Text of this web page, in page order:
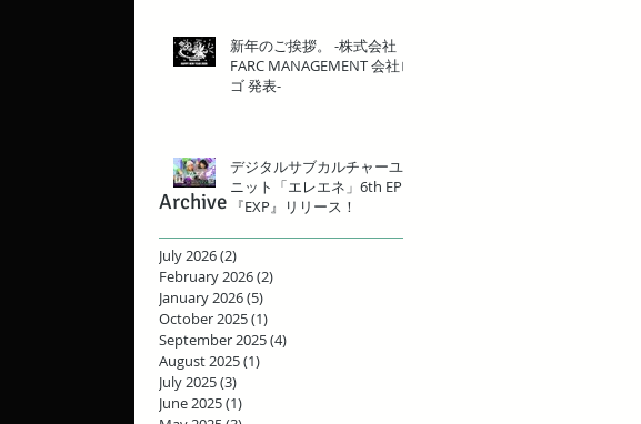
新年のご挨拶。 -株式会社
FARC MANAGEMENT 会社ロ
ゴ 発表-
デジタルサブカルチャーユ
ニット「エレエネ」6th EP
『EXP』リリース！
Archive
July 2026(2)
February 2026(2)
January 2026(5)
October 2025(1)
September 2025(4)
August 2025(1)
July 2025(3)
June 2025(1)